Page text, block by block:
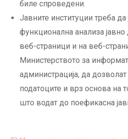
биле спроведени.
Јавните институции треба да
функционална анализа јавно
веб-страници и на веб-
Министерството за
администрација, да
податоците и врз основа на
што водат до поефикасна